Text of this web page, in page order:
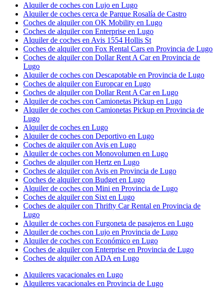
Alquiler de coches con Lujo en Lugo
Alquiler de coches cerca de Parque Rosalía de Castro
Coches de alquiler con OK Mobility en Lugo
Coches de alquiler con Enterprise en Lugo
Alquiler de coches en Avis 1554 Hollis St
Coches de alquiler con Fox Rental Cars en Provincia de Lugo
Coches de alquiler con Dollar Rent A Car en Provincia de
Lugo
Alquiler de coches con Descapotable en Provincia de Lugo
Coches de alquiler con Europcar en Lugo
Coches de alquiler con Dollar Rent A Car en Lugo
Alquiler de coches con Camionetas Pickup en Lugo
Alquiler de coches con Camionetas Pickup en Provincia de
Lugo
Alquiler de coches en Lugo
Alquiler de coches con Deportivo en Lugo
Coches de alquiler con Avis en Lugo
Alquiler de coches con Monovolumen en Lugo
Coches de alquiler con Hertz en Lugo
Coches de alquiler con Avis en Provincia de Lugo
Coches de alquiler con Budget en Lugo
Alquiler de coches con Mini en Provincia de Lugo
Coches de alquiler con Sixt en Lugo
Coches de alquiler con Thrifty Car Rental en Provincia de
Lugo
Alquiler de coches con Furgoneta de pasajeros en Lugo
Alquiler de coches con Lujo en Provincia de Lugo
Alquiler de coches con Económico en Lugo
Coches de alquiler con Enterprise en Provincia de Lugo
Coches de alquiler con ADA en Lugo
Alquileres vacacionales en Lugo
Alquileres vacacionales en Provincia de Lugo